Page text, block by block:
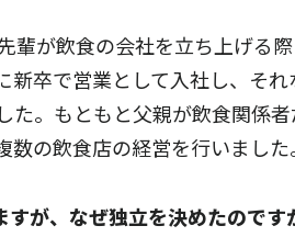
輩が飲食の会社を立ち上げる
卒で営業として入社し、そ
。もともと父親が飲食関係
数の飲食店の経営を行いました
すが、なぜ独立を決めたのです